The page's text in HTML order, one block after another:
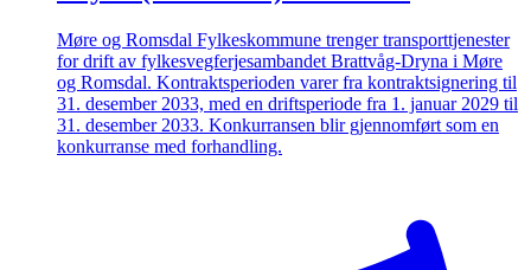
Møre og Romsdal Fylkeskommune trenger transporttjenester
for drift av fylkesvegferjesambandet Brattvåg-Dryna i Møre
og Romsdal. Kontraktsperioden varer fra kontraktsignering til
31. desember 2033, med en driftsperiode fra 1. januar 2029 til
31. desember 2033. Konkurransen blir gjennomført som en
konkurranse med forhandling.